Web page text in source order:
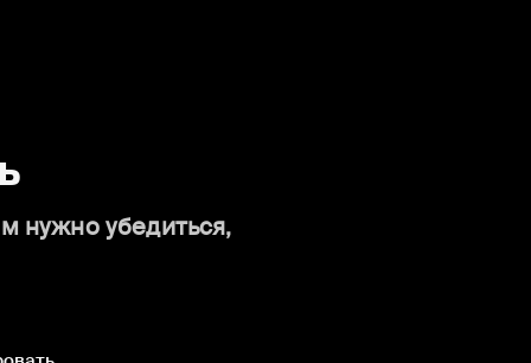
нужно убедиться,